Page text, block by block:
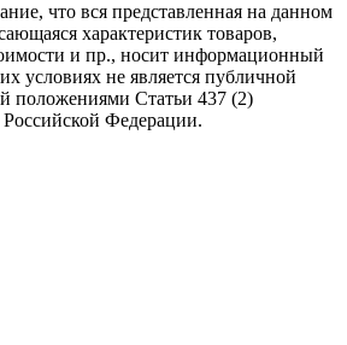
что вся представленная на данном
характеристик товаров,
и пр., носит информационный
условиях не является публичной
положениями Статьи 437 (2)
Российской Федерации.